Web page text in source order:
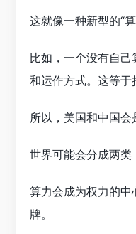
这就像一种新型的“
比如，一个没有自
和运作方式。这等于
所以，美国和中国会
世界可能会分成两类
算力会成为权力的
牌。